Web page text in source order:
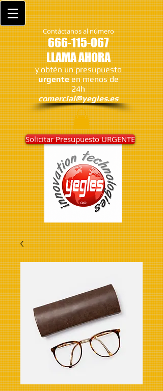
Contáctanos al número
666-115-067
LLAMA AHORA
y obtén un presupuesto
urgenteen menos de
24h
comercial@yegles.es
Solicitar Presupuesto URGENTE